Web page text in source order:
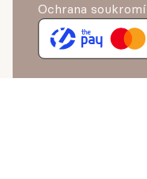
Ochrana soukromí